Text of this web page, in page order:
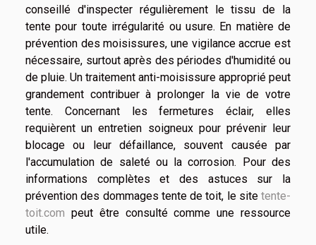
conseillé d'inspecter régulièrement le tissu de la
tente pour toute irrégularité ou usure. En matière de
prévention des moisissures, une vigilance accrue est
nécessaire, surtout après des périodes d'humidité ou
de pluie. Un traitement anti-moisissure approprié peut
grandement contribuer à prolonger la vie de votre
tente. Concernant les fermetures éclair, elles
requièrent un entretien soigneux pour prévenir leur
blocage ou leur défaillance, souvent causée par
l'accumulation de saleté ou la corrosion. Pour des
informations complètes et des astuces sur la
prévention des dommages tente de toit, le site tente-
toit.com peut être consulté comme une ressource
utile.